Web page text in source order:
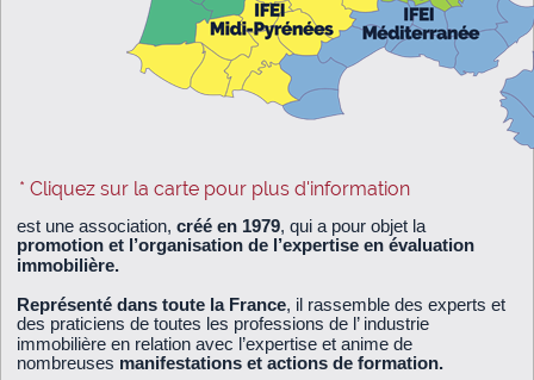
* Cliquez sur la carte pour plus d'information
est une association,créé en 1979, qui a pour objet la
promotion et l’organisation de l’expertise en évaluation
immobilière.
Représenté dans toute la France, il rassemble des experts et
des praticiens de toutes les professions de l’ industrie
immobilière en relation avec l’expertise et anime de
nombreuses manifestations et actions de formation.